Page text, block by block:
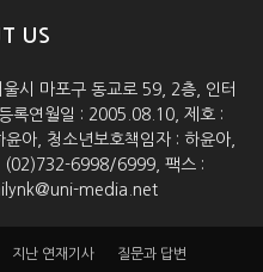
US
시 마포구 동교로 59, 2층, 인터
록연월일 : 2005.08.10, 제호 :
아, 청소년보호책임자 : 하윤아,
(02)732-6998/6999, 팩스 :
media.net
지난 연재기사
질문과 답변